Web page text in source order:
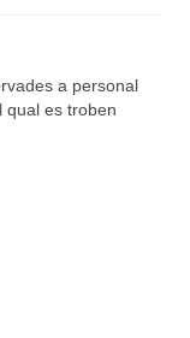
a personal
qual es troben